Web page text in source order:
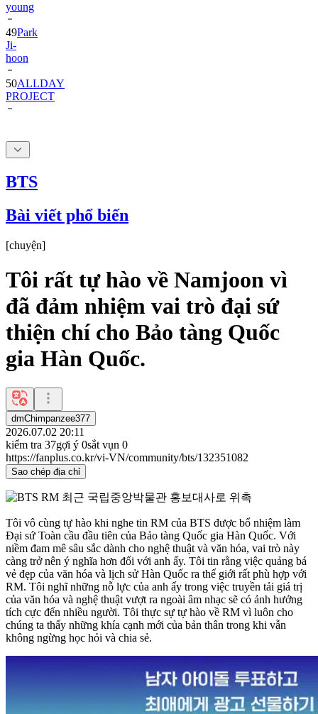
49Park
Ji-
hoon
50ALLDAY
PROJECT
BTS
Bài viết phổ biến
[chuyện]
Tôi rất tự hào về Namjoon vì
đã đảm nhiệm vai trò đại sứ
thiện chí cho Bảo tàng Quốc
gia Hàn Quốc.
dmChimpanzee377
2026.07.02 20:11
kiểm tra 37gợi ý 0sắt vụn 0
https://fanplus.co.kr/vi-VN/community/bts/132351082
Sao chép địa chỉ
Tôi vô cùng tự hào khi nghe tin RM của BTS được bổ nhiệm làm
Đại sứ Toàn cầu đầu tiên của Bảo tàng Quốc gia Hàn Quốc. Với
niềm đam mê sâu sắc dành cho nghệ thuật và văn hóa, vai trò này
càng trở nên ý nghĩa hơn đối với anh ấy. Tôi tin rằng việc quảng bá
vẻ đẹp của văn hóa và lịch sử Hàn Quốc ra thế giới rất phù hợp với
RM. Tôi nghĩ những nỗ lực của anh ấy trong việc truyền tải giá trị
của văn hóa và nghệ thuật vượt ra ngoài âm nhạc sẽ có ảnh hưởng
tích cực đến nhiều người. Tôi thực sự tự hào về RM vì luôn cho
chúng ta thấy những khía cạnh mới của bản thân trong khi vẫn
không ngừng học hỏi và chia sẻ.